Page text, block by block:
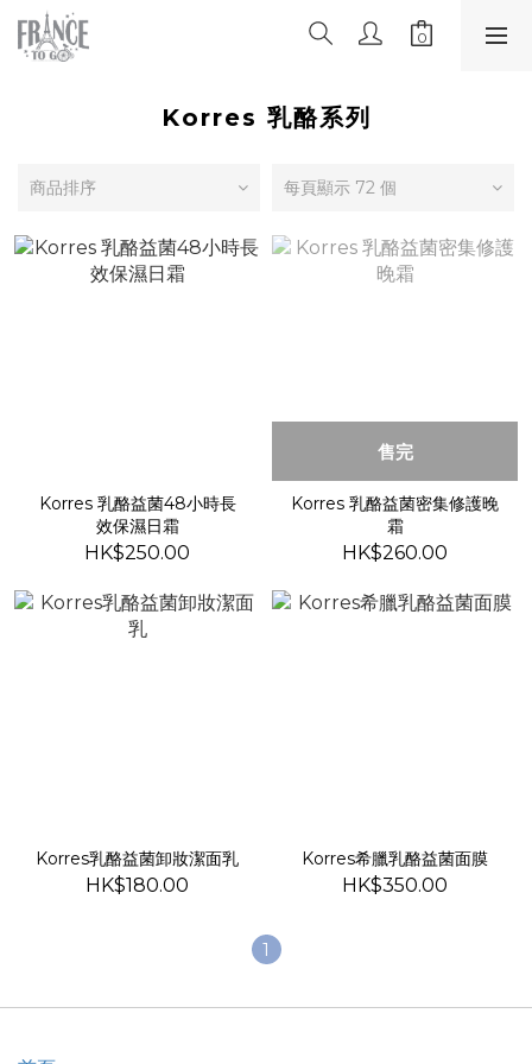
Korres 乳酪系列
商品排序 每頁顯示 72 個
Korres 乳酪益菌48小時長
效保濕日霜
HK$250.00
售完
Korres 乳酪益菌密集修護晚
霜
HK$260.00
Korres乳酪益菌卸妝潔面乳
HK$180.00
Korres希臘乳酪益菌面膜
HK$350.00
1